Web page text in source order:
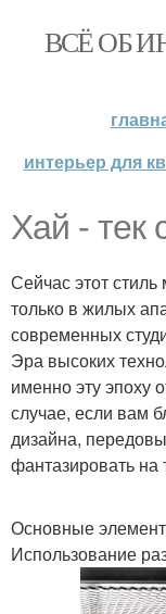
ВСЁ ОБ
интерьер для
Хай - тек
Сейчас этот
только в жилых
современных
Эра высоких
именно эту эпоху
случае, если вам
дизайна,
фантазировать на
Основные
Использование